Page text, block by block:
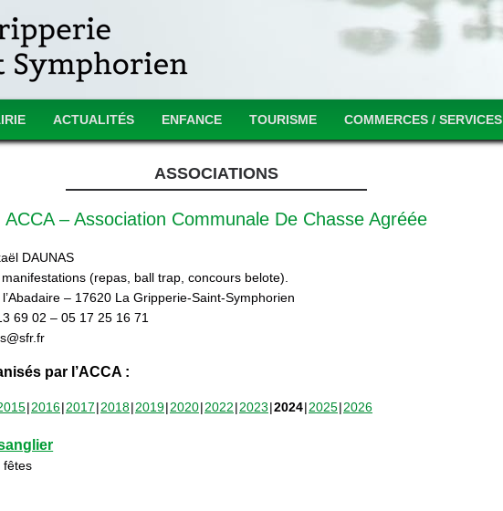
ACTUALITÉS ENFANCE TOURISME COMMERCES / SERVICES
ASSOCIATIONS
ACCA – Association Communale De Chasse Agréée
DAUNAS
(repas, ball trap, concours belote).
– 17620 La Gripperie-Saint-Symphorien
69 02 – 05 17 25 16 71
par l’ACCA :
2016 2017 2018 2019 2020 2022 2023 2024 2025 2026
fêtes